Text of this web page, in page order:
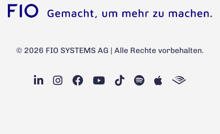
© 2026 FIO SYSTEMS AG | Alle Rechte vorbehalten.